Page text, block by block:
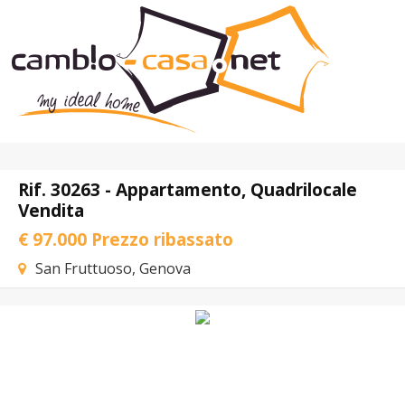
Immobili In Vendita
Servizi
Lascia Una Richiesta
Contatti
Rif. 30263 - Appartamento, Quadrilocale
Vendita
€ 97.000 Prezzo ribassato
San Fruttuoso, Genova